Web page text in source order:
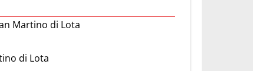
Martino di Lota
di Lota